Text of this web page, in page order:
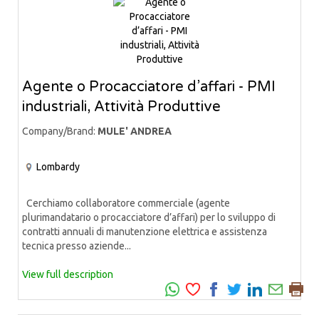
Agente o Procacciatore d’affari - PMI
industriali, Attività Produttive
Company/Brand: MULE' ANDREA
Lombardy
Cerchiamo collaboratore commerciale (agente
plurimandatario o procacciatore d’affari) per lo sviluppo di
contratti annuali di manutenzione elettrica e assistenza
tecnica presso aziende...
View full description